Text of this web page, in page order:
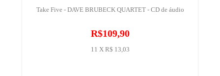
Take Five - DAVE BRUBECK QUARTET - CD de áudio
R$109,90
11 X R$ 13,03